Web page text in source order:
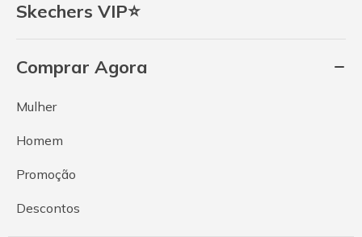
Skechers VIP⭐
Comprar Agora
Mulher
Homem
Promoção
Descontos